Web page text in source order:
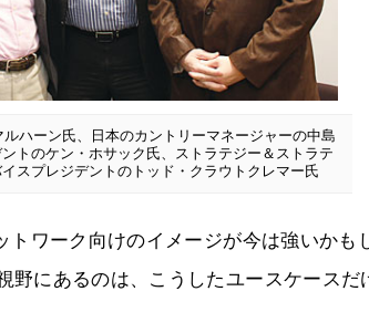
ルハーン氏、日本のカントリーマネージャーの中島
トのケン・ホサック氏、ストラテジー＆ストラテ
スプレジデントのトッド・クラウトクレマー氏
トワーク向けのイメージが今は強いかも
野にあるのは、こうしたユースケースだ